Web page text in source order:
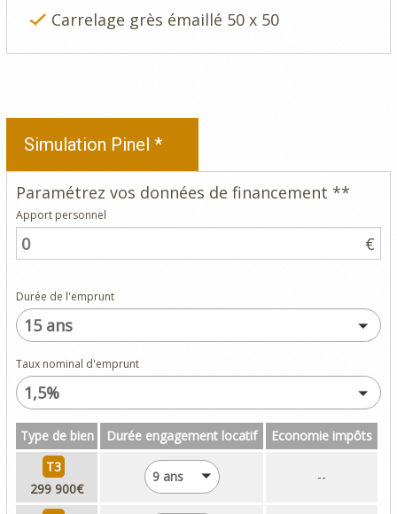
Carrelage grès émaillé 50 x 50
Simulation Pinel *
Paramétrez vos données de financement **
Apport personnel
€
Durée de l'emprunt
15 ans
Taux nominal d'emprunt
1,5%
Type de bien Durée engagement locatif
Economie impôts
T3
299 900€
9 ans --